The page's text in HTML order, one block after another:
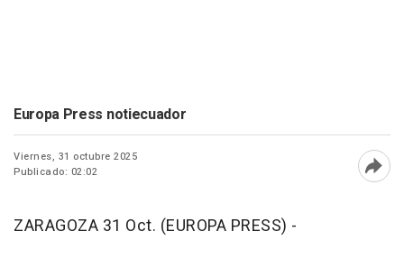
Europa Press notiecuador
Viernes, 31 octubre 2025
Publicado: 02:02
ZARAGOZA 31 Oct. (EUROPA PRESS) -